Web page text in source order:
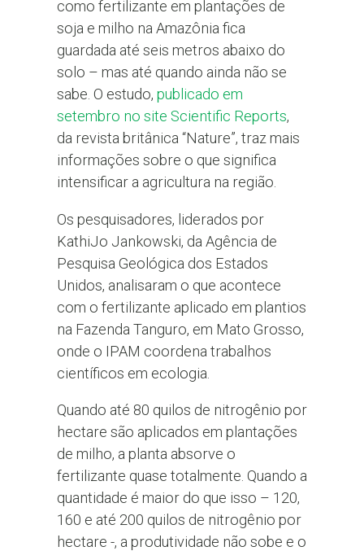
como fertilizante em plantações de
soja e milho na Amazônia fica
guardada até seis metros abaixo do
solo – mas até quando ainda não se
sabe. O estudo, publicado em
setembro no site Scientific Reports,
da revista britânica “Nature”, traz mais
informações sobre o que significa
intensificar a agricultura na região.
Os pesquisadores, liderados por
KathiJo Jankowski, da Agência de
Pesquisa Geológica dos Estados
Unidos, analisaram o que acontece
com o fertilizante aplicado em plantios
na Fazenda Tanguro, em Mato Grosso,
onde o IPAM coordena trabalhos
científicos em ecologia.
Quando até 80 quilos de nitrogênio por
hectare são aplicados em plantações
de milho, a planta absorve o
fertilizante quase totalmente. Quando a
quantidade é maior do que isso – 120,
160 e até 200 quilos de nitrogênio por
hectare -, a produtividade não sobe e o